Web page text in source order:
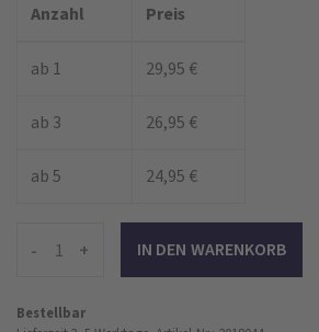
Anzahl Preis
ab 1 29,95 €
ab 3 26,95 €
ab 5 24,95 €
- +
Bestellbar